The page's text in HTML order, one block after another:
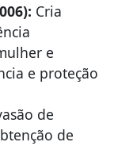
Cria
e
e proteção
de
de